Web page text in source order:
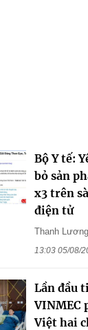
Bộ Y tế:
bỏ sản
x3 trên
điện tử
Thanh Lương
13:03 05/08/
Lần đầu
VINMEC
Việt hai